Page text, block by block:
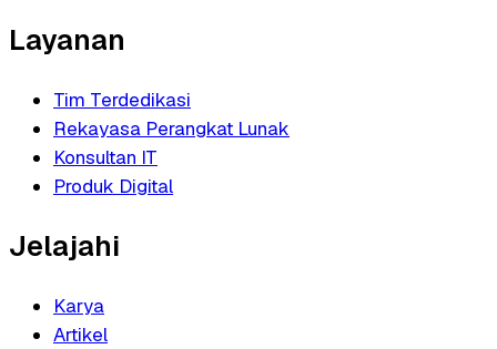
Layanan
Tim Terdedikasi
Rekayasa Perangkat Lunak
Konsultan IT
Produk Digital
Jelajahi
Karya
Artikel